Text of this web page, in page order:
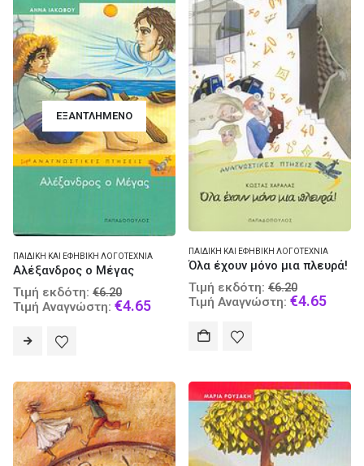
ΕΞΑΝΤΛΗΜΈΝΟ
ΠΑΙΔΙΚΉ ΚΑΙ ΕΦΗΒΙΚΉ ΛΟΓΟΤΕΧΝΊΑ
Αλέξανδρος ο Μέγας
Τιμή εκδότη: €6.20
price
Τιμή Αναγνώστη: €4.65Current
ΠΑΙΔΙΚΉ ΚΑΙ ΕΦΗΒΙΚΉ ΛΟΓΟΤΕΧΝΊΑ
Όλα έχουν μόνο μια πλευρά!
Τιμή εκδότη: €6.20
price
Τιμή Αναγνώστη: €4.65